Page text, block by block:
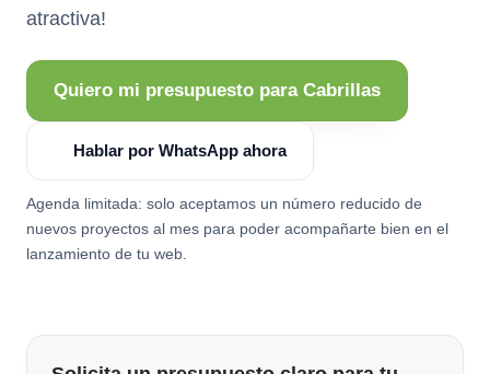
atractiva!
Quiero mi presupuesto para Cabrillas
Hablar por WhatsApp ahora
Agenda limitada: solo aceptamos un número reducido de
nuevos proyectos al mes para poder acompañarte bien en el
lanzamiento de tu web.